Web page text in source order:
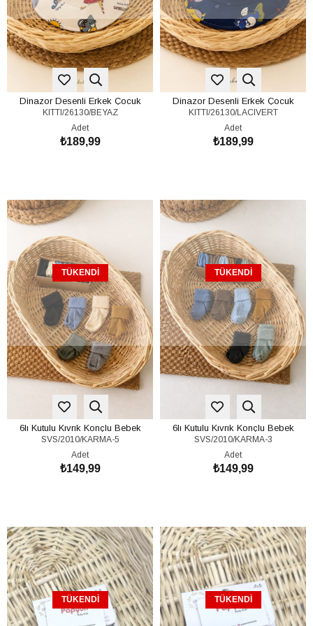
Dinazor Desenli Erkek Çocuk
Balıkçı Şapka (1-4 Yaş)
KITTI/26130/BEYAZ
Adet
₺189,99
Dinazor Desenli Erkek Çocuk
Balıkçı Şapka (1-4 Yaş)
KITTI/26130/LACIVERT
Adet
₺189,99
TÜKENDI
6lı Kutulu Kıvrık Konçlu Bebek
Çorap 0-6 Ay
SVS/2010/KARMA-5
Adet
₺149,99
TÜKENDI
6lı Kutulu Kıvrık Konçlu Bebek
Çorap 0-6 Ay
SVS/2010/KARMA-3
Adet
₺149,99
TÜKENDI TÜKENDI